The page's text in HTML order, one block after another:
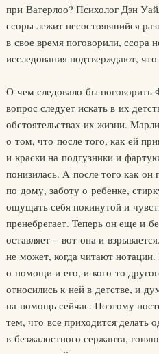
при Ватерлоо? Психолог Дэн
ссоры лежит несостоявшийся
в свое время поговорили, ссора
исследования подтверждают,
О чем следовало бы
вопрос следует искать в их
обстоятельствах их жизни.
о том, что после того, как ей
и краски на подгузники и
понизилась. А после того как
по дому, заботу о ребенке,
ощущать себя покинутой и
пренебрегает. Теперь он еще и
оставляет – вот она и
не может, когда читают
о помощи и его, и кого-то
относились к ней в детстве, и
на помощь сейчас. Поэтому
тем, что все приходится делать
в безжалостного сержанта,